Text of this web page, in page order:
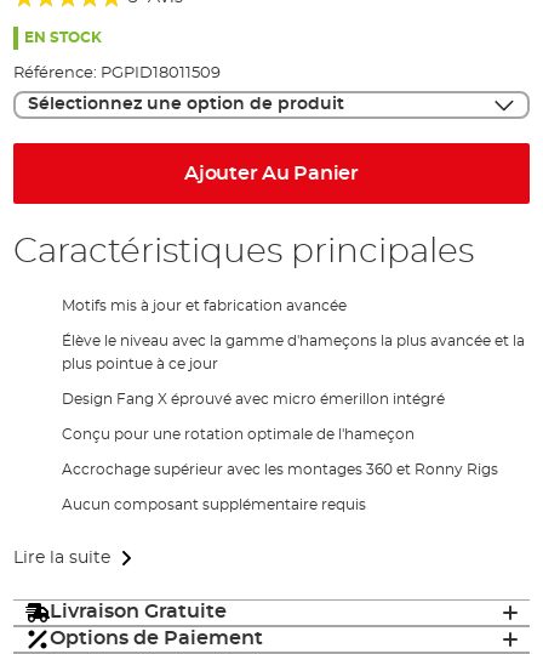
the
images
gallery
100%
EN STOCK
Référence: PGPID18011509
Sélectionnez une option de produit
Ajouter Au Panier
Caractéristiques principales
Motifs mis à jour et fabrication avancée
Élève le niveau avec la gamme d'hameçons la plus avancée et la
plus pointue à ce jour
Design Fang X éprouvé avec micro émerillon intégré
Conçu pour une rotation optimale de l'hameçon
Accrochage supérieur avec les montages 360 et Ronny Rigs
Aucun composant supplémentaire requis
Lire la suite
Livraison Gratuite
Options de Paiement